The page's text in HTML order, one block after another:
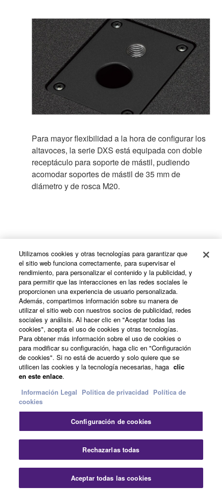
Para mayor flexibilidad a la hora de configurar los
altavoces, la serie DXS está equipada con doble
receptáculo para soporte de mástil, pudiendo
acomodar soportes de mástil de 35 mm de
diámetro y de rosca M20.
Control
absoluto
Disponiendo de toda esta
potencia, es muy cómodo
contar en los subwoofers
con el innovador
procesamiento DSP de
Yamaha y opciones de
Utilizamos cookies y otras tecnologías para garantizar que
el sitio web funciona correctamente, para supervisar el
rendimiento, para personalizar el contenido y la publicidad, y
para permitir que las interacciones en las redes sociales le
proporcionen una experiencia de usuario personalizada.
Además, compartimos información sobre su manera de
utilizar el sitio web con nuestros socios de publicidad, redes
sociales y análisis. Al hacer clic en "Aceptar todas las
cookies", acepta el uso de cookies y otras tecnologías.
Para obtener más información sobre el uso de cookies o
para modificar su configuración, haga clic en "Configuración
de cookies". Si no está de acuerdo y solo quiere que se
utilicen las cookies y la tecnología necesarias, haga clic
en este enlace.
Información Legal Politica de privacidad Política de
cookies
Configuración de cookies
Rechazarlas todas
Aceptar todas las cookies